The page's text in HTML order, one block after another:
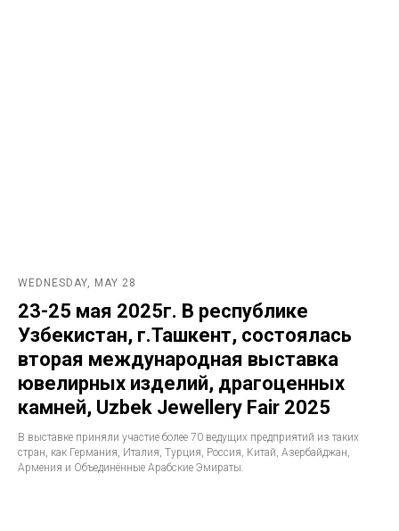
WEDNESDAY, MAY 28
23-25 мая 2025г. В республике
Узбекистан, г.Ташкент, состоялась
вторая международная выставка
ювелирных изделий, драгоценных
камней, Uzbek Jewellery Fair 2025
В выставке приняли участие более 70 ведущих предприятий из таких
стран, как Германия, Италия, Турция, Россия, Китай, Азербайджан,
Армения и Объединённые Арабские Эмираты.